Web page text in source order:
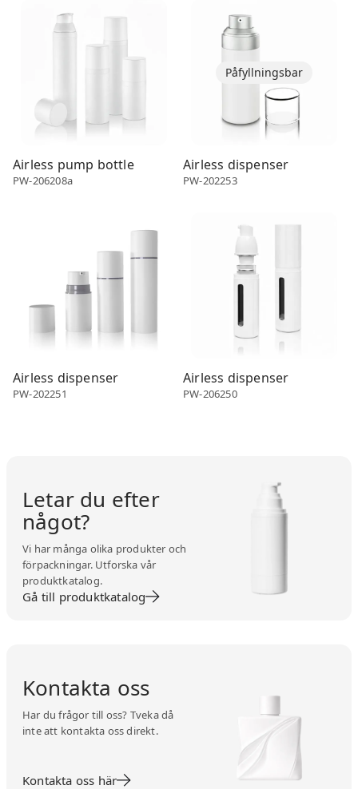
Airless pump bottle
PW-206208a
Påfyllningsbar
Airless dispenser
PW-202253
Airless dispenser
PW-202251
Airless dispenser
PW-206250
Letar du efter
något?
Vi har många olika produkter och
förpackningar. Utforska vår
produktkatalog.
Gå till produktkatalog
Kontakta oss
Har du frågor till oss? Tveka då
inte att kontakta oss direkt.
Kontakta oss här